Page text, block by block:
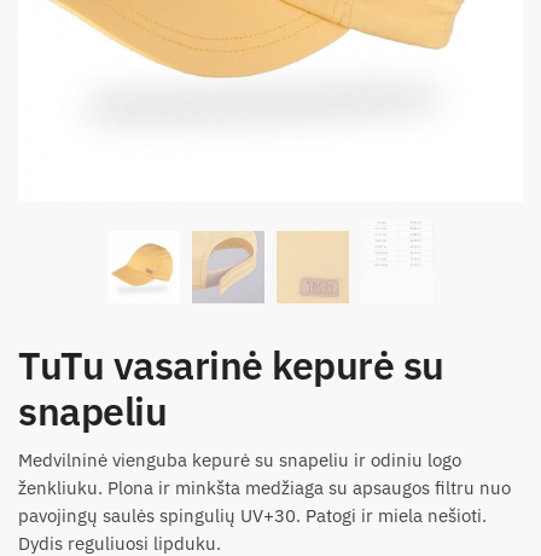
TuTu vasarinė kepurė su
snapeliu
Medvilninė vienguba kepurė su snapeliu ir odiniu logo
ženkliuku. Plona ir minkšta medžiaga su apsaugos filtru nuo
pavojingų saulės spingulių UV+30. Patogi ir miela nešioti.
Dydis reguliuosi lipduku.